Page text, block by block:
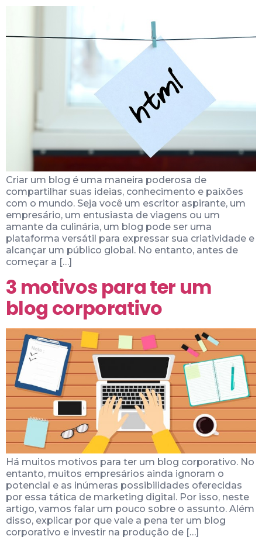
Criar um blog é uma maneira poderosa de
compartilhar suas ideias, conhecimento e paixões
com o mundo. Seja você um escritor aspirante, um
empresário, um entusiasta de viagens ou um
amante da culinária, um blog pode ser uma
plataforma versátil para expressar sua criatividade e
alcançar um público global. No entanto, antes de
começar a […]
3 motivos para ter um
blog corporativo
Há muitos motivos para ter um blog corporativo. No
entanto, muitos empresários ainda ignoram o
potencial e as inúmeras possibilidades oferecidas
por essa tática de marketing digital. Por isso, neste
artigo, vamos falar um pouco sobre o assunto. Além
disso, explicar por que vale a pena ter um blog
corporativo e investir na produção de […]